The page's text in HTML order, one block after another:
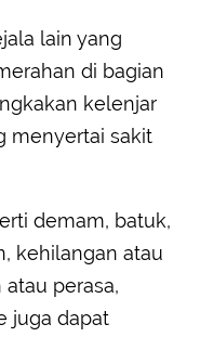
lain yang
di bagian
kelenjar
menyertai sakit
demam, batuk,
kehilangan atau
perasa,
juga dapat